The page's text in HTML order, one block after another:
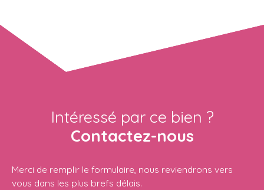
Intéressé par ce bien ?
Contactez-nous
Merci de remplir le formulaire, nous reviendrons vers
vous dans les plus brefs délais.